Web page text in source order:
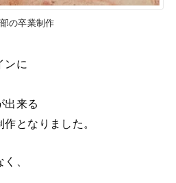
の卒業制作
ンに
出来る
となりました。
、